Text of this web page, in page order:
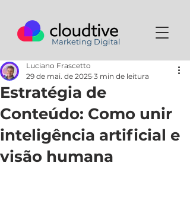
Marketing Digital
Estratégia de
Conteúdo: Como unir
inteligência artificial e
visão humana
Luciano Frascetto
29 de mai. de 2025 3 min de leitura